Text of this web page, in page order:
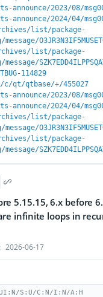
2023/08/
2024/04/
list/package-
list/package-
114829
qt/qtbase/+/455027
2023/08/
2024/04/
list/package-
list/package-
5.15.15, 6.x before
infinite loops in
2026-06-17
UI:N/S:U/C:N/I:N/A:H